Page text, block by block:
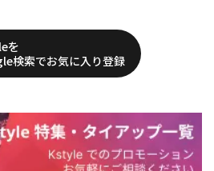
を
検索でお気に入り登録